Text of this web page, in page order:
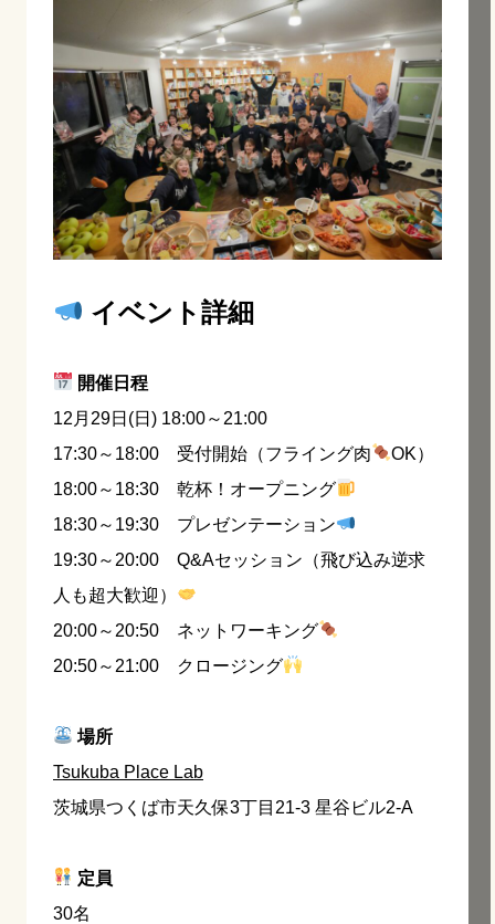
イベント詳細
開催日程
12月29日(日) 18:00～21:00
17:30～18:00 受付開始（フライング肉
OK）
18:00～18:30 乾杯！オープニング
18:30～19:30 プレゼンテーション
19:30～20:00 Q&Aセッション（飛び込み逆求
人も超大歓迎）
20:00～20:50 ネットワーキング
20:50～21:00 クロージング
場所
Tsukuba Place Lab
茨城県つくば市天久保3丁目21-3 星谷ビル2-A
定員
30名